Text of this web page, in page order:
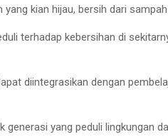
kian hijau, bersih dari
terhadap kebersihan di
diintegrasikan dengan
generasi yang peduli lingkungan